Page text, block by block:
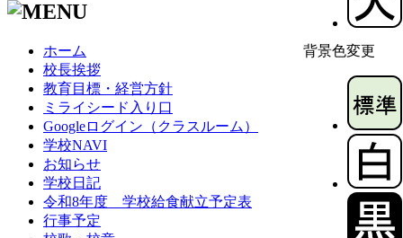
背景色変更
ホーム
校長挨拶
教育目標・経営方針
ミライシード入り口
Googleログイン（クラスルーム）
学校NAVI
お知らせ
学校日記
令和8年度 学校給食献立予定表
行事予定